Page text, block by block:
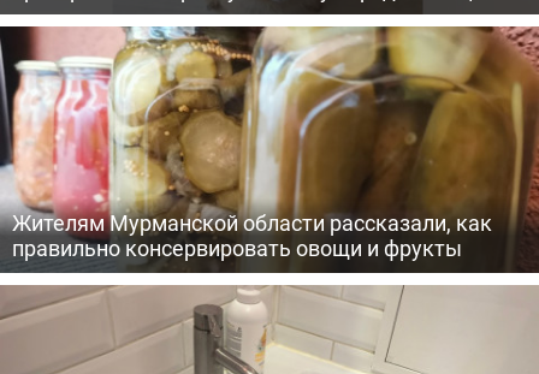
Жителям Мурманской области рассказали, как
правильно консервировать овощи и фрукты